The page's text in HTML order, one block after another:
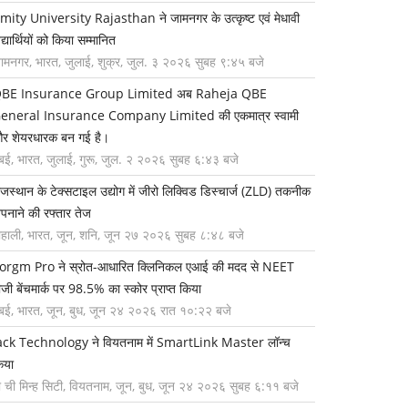
University Rajasthan ने जामनगर के उत्कृष्ट एवं मेधावी
को किया सम्मानित
भारत, जुलाई, शुक्र, जुल. ३ २०२६ सुबह ९:४५ बजे
Insurance Group Limited अब Raheja QBE
Insurance Company Limited की एकमात्र स्वामी
शेयरधारक बन गई है।
भारत, जुलाई, गुरू, जुल. २ २०२६ सुबह ६:४३ बजे
के टेक्सटाइल उद्योग में जीरो लिक्विड डिस्चार्ज (ZLD) तकनीक
की रफ्तार तेज
भारत, जून, शनि, जून २७ २०२६ सुबह ८:४८ बजे
Pro ने स्रोत-आधारित क्लिनिकल एआई की मदद से NEET
बेंचमार्क पर 98.5% का स्कोर प्राप्त किया
भारत, जून, बुध, जून २४ २०२६ रात १०:२२ बजे
Technology ने वियतनाम में SmartLink Master लॉन्च
ची मिन्ह सिटी, वियतनाम, जून, बुध, जून २४ २०२६ सुबह ६:११ बजे